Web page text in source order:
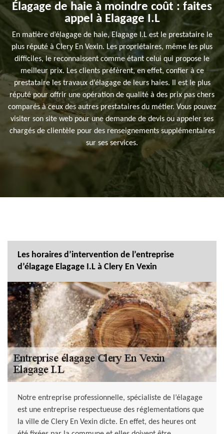
Élagage de haie à moindre coût : faites
appel à Elagage I.L
En matière d’élagage de haie, Elagage I.L est le prestataire le
plus réputé à Clery En Vexin. Les propriétaires, même les plus
difficiles, le reconnaissent comme étant celui qui propose le
meilleur prix. Les clients préfèrent, en effet, confier à ce
prestataire les travaux d’élagage de leurs haies. Il est le plus
réputé pour offrir une opération de qualité à des prix pas chers
comparés à ceux des autres prestataires du métier. Vous pouvez
visiter son site web pour une demande de devis ou appeler ses
chargés de clientèle pour des renseignements supplémentaires
sur ses services.
Les horaires d’intervention de l’entreprise
d’élagage Elagage I.L à Clery En Vexin
Notre entreprise professionnelle, spécialiste de l’élagage
est une entreprise respectueuse des réglementations que
la ville de Clery En Vexin dicte. En effet, des heures ont